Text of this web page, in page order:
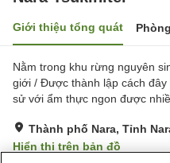
Giới thiệu tổng quát
Nằm trong khu rừng nguyên
giới / Được thành lập cách
sử với ẩm thực ngon được
Thành phố Nara, Tỉnh
Hiển thị trên bản đồ